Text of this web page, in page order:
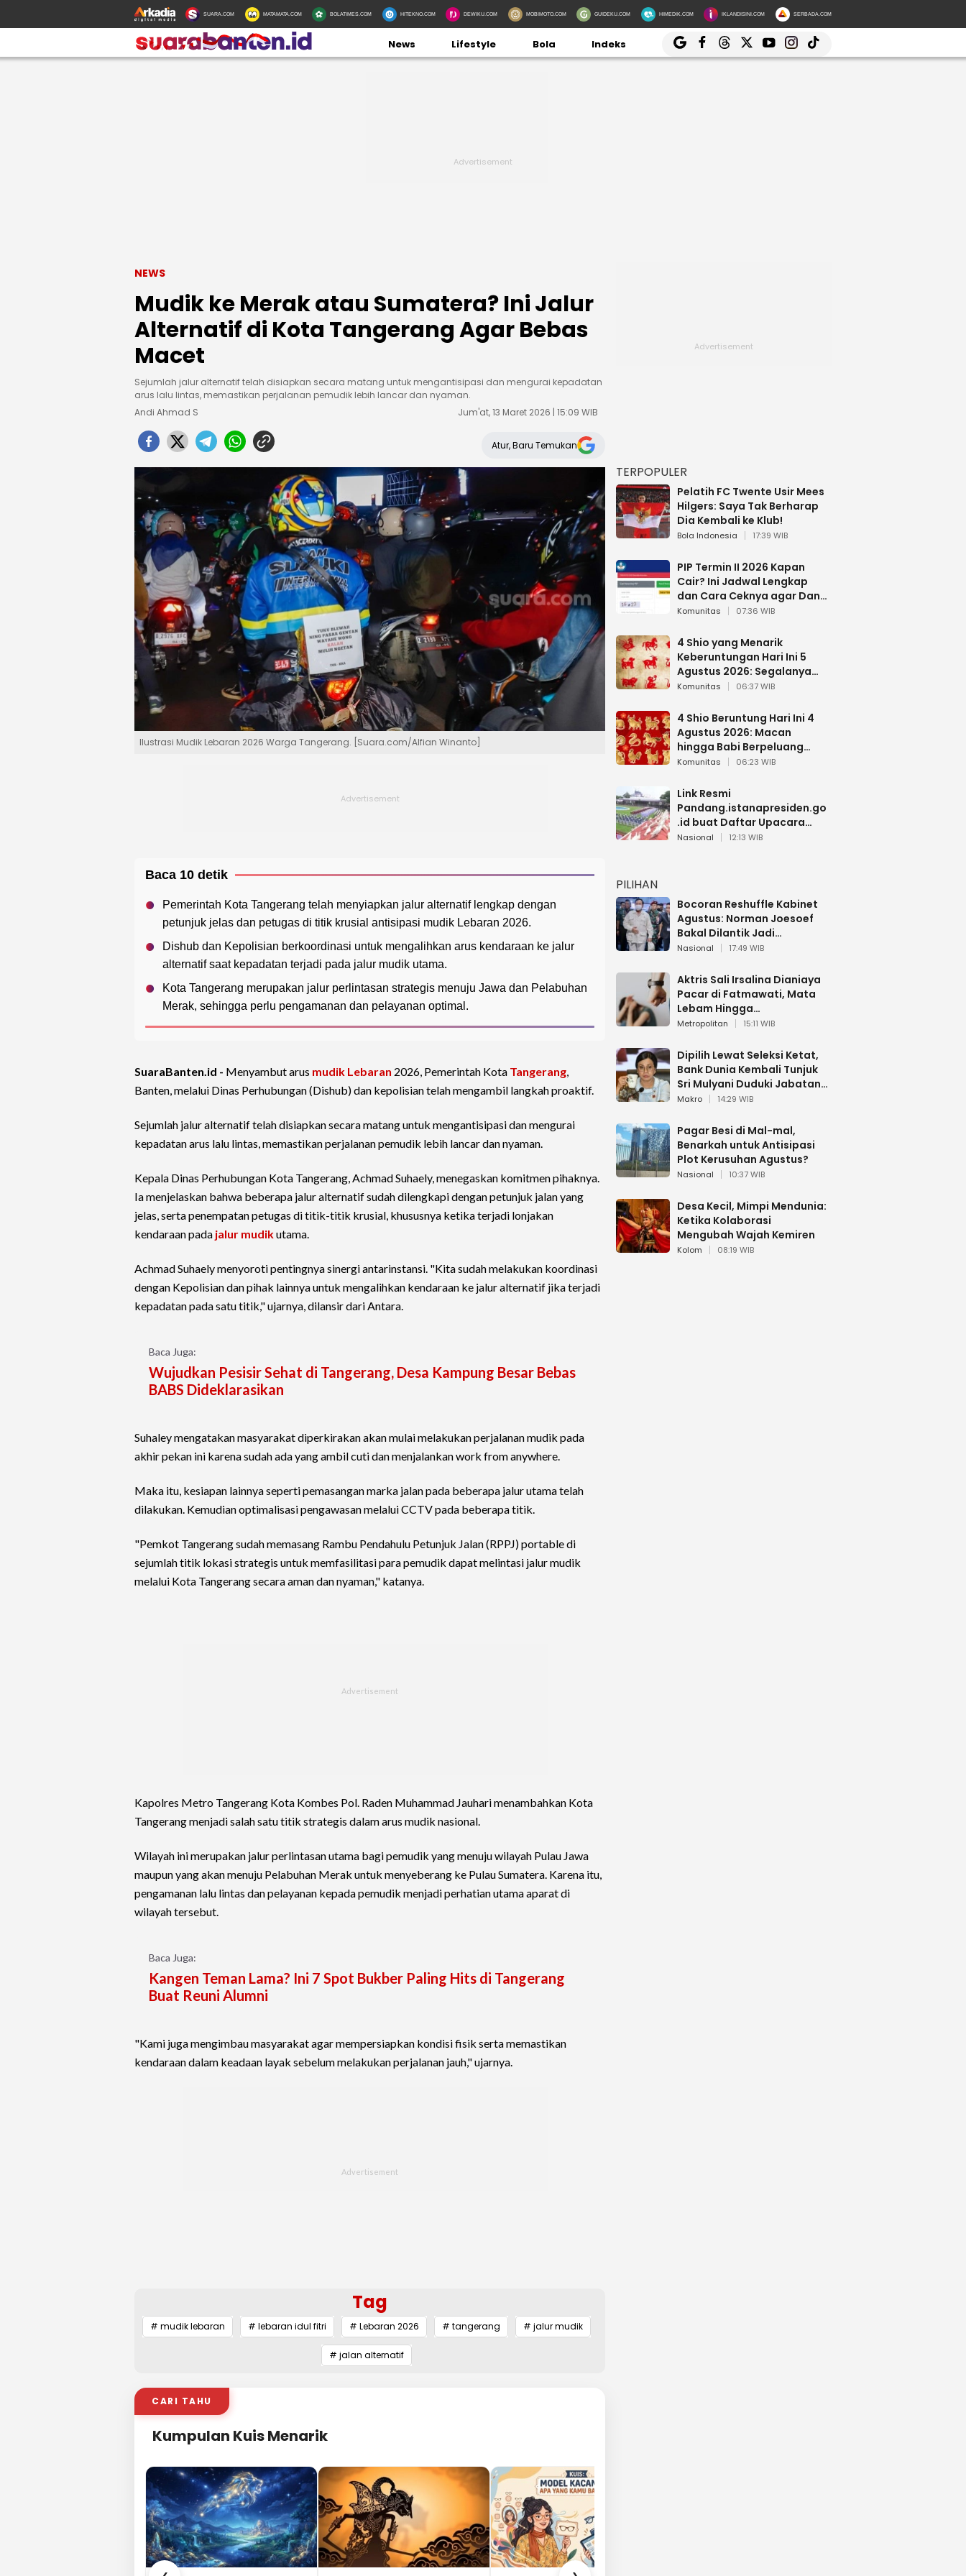
SUARA.COM MATAMATA.COM BOLATIMES.COM HITEKNO.COM DEWIKU.COM MOBIMOTO.COM GUIDEKU.COM HIMEDIK.COM IKLANDISINI.COM SERBADA.COM
News Lifestyle Bola Indeks
NEWS
Mudik ke Merak atau Sumatera? Ini Jalur
Alternatif di Kota Tangerang Agar Bebas
Macet
Sejumlah jalur alternatif telah disiapkan secara matang untuk mengantisipasi dan mengurai kepadatan
arus lalu lintas, memastikan perjalanan pemudik lebih lancar dan nyaman.
Andi Ahmad S
Jum'at, 13 Maret 2026 | 15:09 WIB
Atur, Baru Temukan
Ilustrasi Mudik Lebaran 2026 Warga Tangerang. [Suara.com/Alfian Winanto]
Baca 10 detik
Pemerintah Kota Tangerang telah menyiapkan jalur alternatif lengkap dengan
petunjuk jelas dan petugas di titik krusial antisipasi mudik Lebaran 2026.
Dishub dan Kepolisian berkoordinasi untuk mengalihkan arus kendaraan ke jalur
alternatif saat kepadatan terjadi pada jalur mudik utama.
Kota Tangerang merupakan jalur perlintasan strategis menuju Jawa dan Pelabuhan
Merak, sehingga perlu pengamanan dan pelayanan optimal.
SuaraBanten.id - Menyambut arus mudik Lebaran 2026, Pemerintah Kota Tangerang,
Banten, melalui Dinas Perhubungan (Dishub) dan kepolisian telah mengambil langkah proaktif.
Sejumlah jalur alternatif telah disiapkan secara matang untuk mengantisipasi dan mengurai
kepadatan arus lalu lintas, memastikan perjalanan pemudik lebih lancar dan nyaman.
Kepala Dinas Perhubungan Kota Tangerang, Achmad Suhaely, menegaskan komitmen pihaknya.
Ia menjelaskan bahwa beberapa jalur alternatif sudah dilengkapi dengan petunjuk jalan yang
jelas, serta penempatan petugas di titik-titik krusial, khususnya ketika terjadi lonjakan
kendaraan pada jalur mudikutama.
Achmad Suhaely menyoroti pentingnya sinergi antarinstansi. "Kita sudah melakukan koordinasi
dengan Kepolisian dan pihak lainnya untuk mengalihkan kendaraan ke jalur alternatif jika terjadi
kepadatan pada satu titik," ujarnya, dilansir dari Antara.
Baca Juga:
Wujudkan Pesisir Sehat di Tangerang, Desa Kampung Besar Bebas
BABS Dideklarasikan
Suhaley mengatakan masyarakat diperkirakan akan mulai melakukan perjalanan mudik pada
akhir pekan ini karena sudah ada yang ambil cuti dan menjalankan work from anywhere.
Maka itu, kesiapan lainnya seperti pemasangan marka jalan pada beberapa jalur utama telah
dilakukan. Kemudian optimalisasi pengawasan melalui CCTV pada beberapa titik.
"Pemkot Tangerang sudah memasang Rambu Pendahulu Petunjuk Jalan (RPPJ) portable di
sejumlah titik lokasi strategis untuk memfasilitasi para pemudik dapat melintasi jalur mudik
melalui Kota Tangerang secara aman dan nyaman," katanya.
Kapolres Metro Tangerang Kota Kombes Pol. Raden Muhammad Jauhari menambahkan Kota
Tangerang menjadi salah satu titik strategis dalam arus mudik nasional.
Wilayah ini merupakan jalur perlintasan utama bagi pemudik yang menuju wilayah Pulau Jawa
maupun yang akan menuju Pelabuhan Merak untuk menyeberang ke Pulau Sumatera. Karena itu,
pengamanan lalu lintas dan pelayanan kepada pemudik menjadi perhatian utama aparat di
wilayah tersebut.
Baca Juga:
Kangen Teman Lama? Ini 7 Spot Bukber Paling Hits di Tangerang
Buat Reuni Alumni
"Kami juga mengimbau masyarakat agar mempersiapkan kondisi fisik serta memastikan
kendaraan dalam keadaan layak sebelum melakukan perjalanan jauh," ujarnya.
Tag
# mudik lebaran # lebaran idul fitri # Lebaran 2026 # tangerang # jalur mudik
# jalan alternatif
CARI TAHU
Kumpulan Kuis Menarik
TERPOPULER
Pelatih FC Twente Usir Mees
Hilgers: Saya Tak Berharap
Dia Kembali ke Klub!
Bola Indonesia 17:39 WIB
PIP Termin II 2026 Kapan
Cair? Ini Jadwal Lengkap
dan Cara Ceknya agar Dana
Tidak Hangus!
Komunitas 07:36 WIB
4 Shio yang Menarik
Keberuntungan Hari Ini 5
Agustus 2026: Segalanya
Berjalan Lancar
Komunitas 06:37 WIB
4 Shio Beruntung Hari Ini 4
Agustus 2026: Macan
hingga Babi Berpeluang
Dapat Kabar Baik
Komunitas 06:23 WIB
Link Resmi
Pandang.istanapresiden.go
.id buat Daftar Upacara
Bendera HUT RI di Istana
Nasional 12:13 WIB
PILIHAN
Bocoran Reshuffle Kabinet
Agustus: Norman Joesoef
Bakal Dilantik Jadi
Wamenhan RI
Nasional 17:49 WIB
Aktris Sali Irsalina Dianiaya
Pacar di Fatmawati, Mata
Lebam Hingga
Diselamatkan Polantas
Metropolitan 15:11 WIB
Dipilih Lewat Seleksi Ketat,
Bank Dunia Kembali Tunjuk
Sri Mulyani Duduki Jabatan
Strategis
Makro 14:29 WIB
Pagar Besi di Mal-mal,
Benarkah untuk Antisipasi
Plot Kerusuhan Agustus?
Nasional 10:37 WIB
Desa Kecil, Mimpi Mendunia:
Ketika Kolaborasi
Mengubah Wajah Kemiren
Kolom 08:19 WIB